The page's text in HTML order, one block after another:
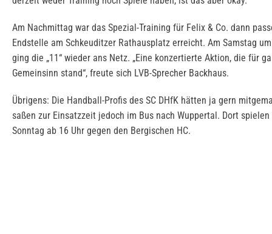
Am Nachmittag war das Spezial-Training für Felix & Co. dann
Endstelle am Schkeuditzer Rathausplatz erreicht. Am Samstag
ging die „11“ wieder ans Netz. „Eine konzertierte Aktion, die für
Gemeinsinn stand“, freute sich LVB-Sprecher Backhaus.
Übrigens: Die Handball-Profis des SC DHfK hätten ja gern
saßen zur Einsatzzeit jedoch im Bus nach Wuppertal. Dort
Sonntag ab 16 Uhr gegen den Bergischen HC.